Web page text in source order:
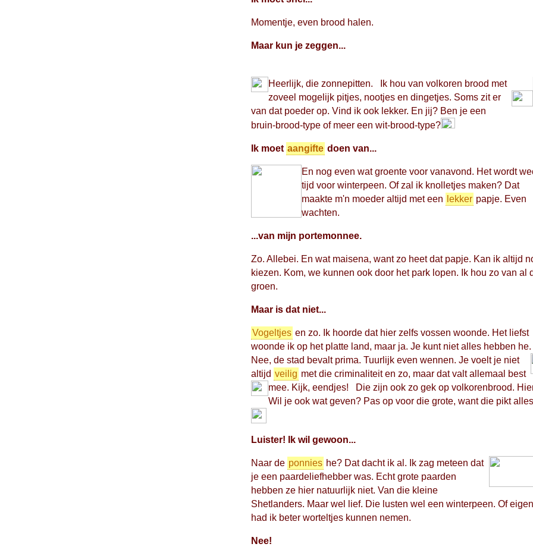
Momentje, even brood halen.
Maar kun je zeggen...
Heerlijk, die zonnepitten. Ik hou van volkoren brood met
zoveel mogelijk pitjes, nootjes en dingetjes. Soms zit er
van dat poeder op. Vind ik ook lekker. En jij? Ben je een
bruin-brood-type of meer een wit-brood-type?
Ik moet aangifte doen van...
En nog even wat groente voor vanavond. Het wordt
tijd voor winterpeen. Of zal ik knolletjes maken? Dat
maakte m'n moeder altijd met een
lekker papje. Even
wachten.
...van mijn portemonnee.
Zo. Allebei. En wat maisena, want zo heet dat papje. Kan ik altijd
kiezen. Kom, we kunnen ook door het park lopen. Ik hou zo van al
groen.
Maar is dat niet...
Vogeltjes en zo. Ik hoorde dat hier zelfs vossen woonde. Het liefst
woonde ik op het platte land, maar ja. Je kunt niet alles hebben he.
Nee, de stad bevalt prima. Tuurlijk even wennen. Je voelt je niet
altijd veilig met die criminaliteit en zo, maar dat valt allemaal best
mee. Kijk, eendjes!
Die zijn ook zo gek op volkorenbrood.
Wil je ook wat geven? Pas op voor die grote, want die pikt
Luister! Ik wil gewoon...
Naar de ponnies he? Dat dacht ik al. Ik zag meteen dat
je een paardeliefhebber was. Echt grote paarden
hebben ze hier natuurlijk niet. Van die kleine
Shetlanders. Maar wel lief. Die lusten wel een winterpeen. Of
had ik beter worteltjes kunnen nemen.
Nee!